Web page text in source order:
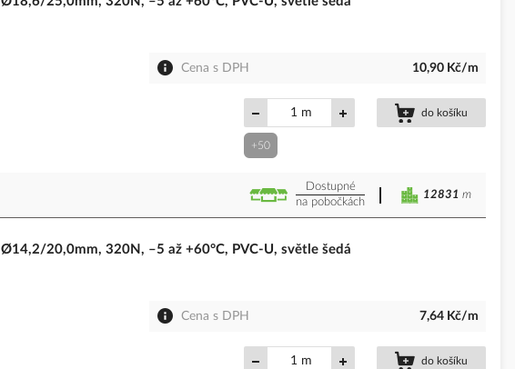
Cena s DPH 10,90 Kč/m
m do košíku
+50
Dostupné
na pobočkách
12831 m
Ø14,2/20,0mm, 320N, –5 až +60°C, PVC-U, světle šedá
Cena s DPH 7,64 Kč/m
m do košíku